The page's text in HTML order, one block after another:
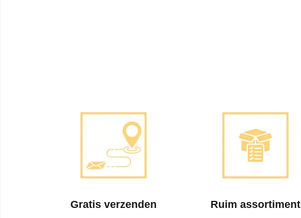
Gratis verzenden Ruim assortiment